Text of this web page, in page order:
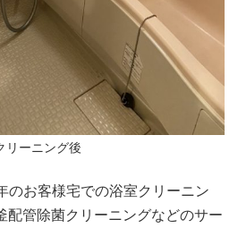
リーニング後
のお客様宅での浴室クリーニン
配管除菌クリーニングなどのサー